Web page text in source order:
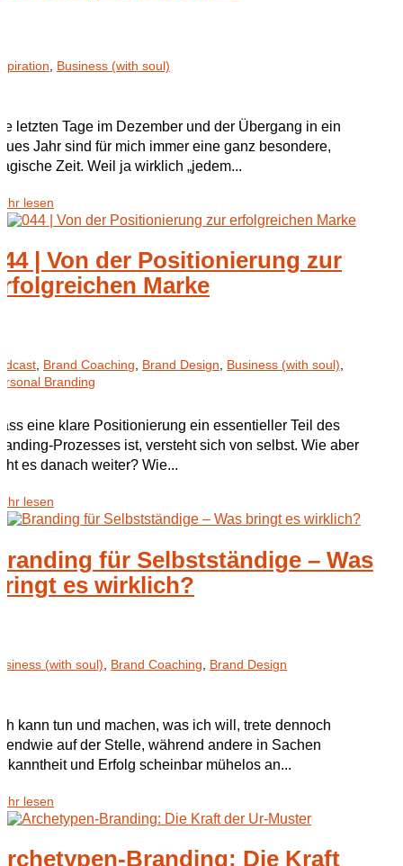
Business (with soul)
letzten Tage im Dezember und der Übergang in ein
Jahr sind für mich immer eine ganz besondere,
Zeit. Weil ja wirklich „jedem...
lesen
| Von der Positionierung zur
Marke
, Brand Coaching, Brand Design, Business (with soul),
Branding
eine klare Positionierung ein essentieller Teil des
Prozesses ist, versteht sich von selbst. Wie aber
es danach weiter? Wie...
lesen
für Selbstständige – Was
es wirklich?
(with soul) Brand Coaching Brand Design
kann tun und machen, was ich will, trete dennoch
auf der Stelle, während andere in Sachen
und Erfolg scheinbar mühelos an...
lesen
Branding: Die Kraft